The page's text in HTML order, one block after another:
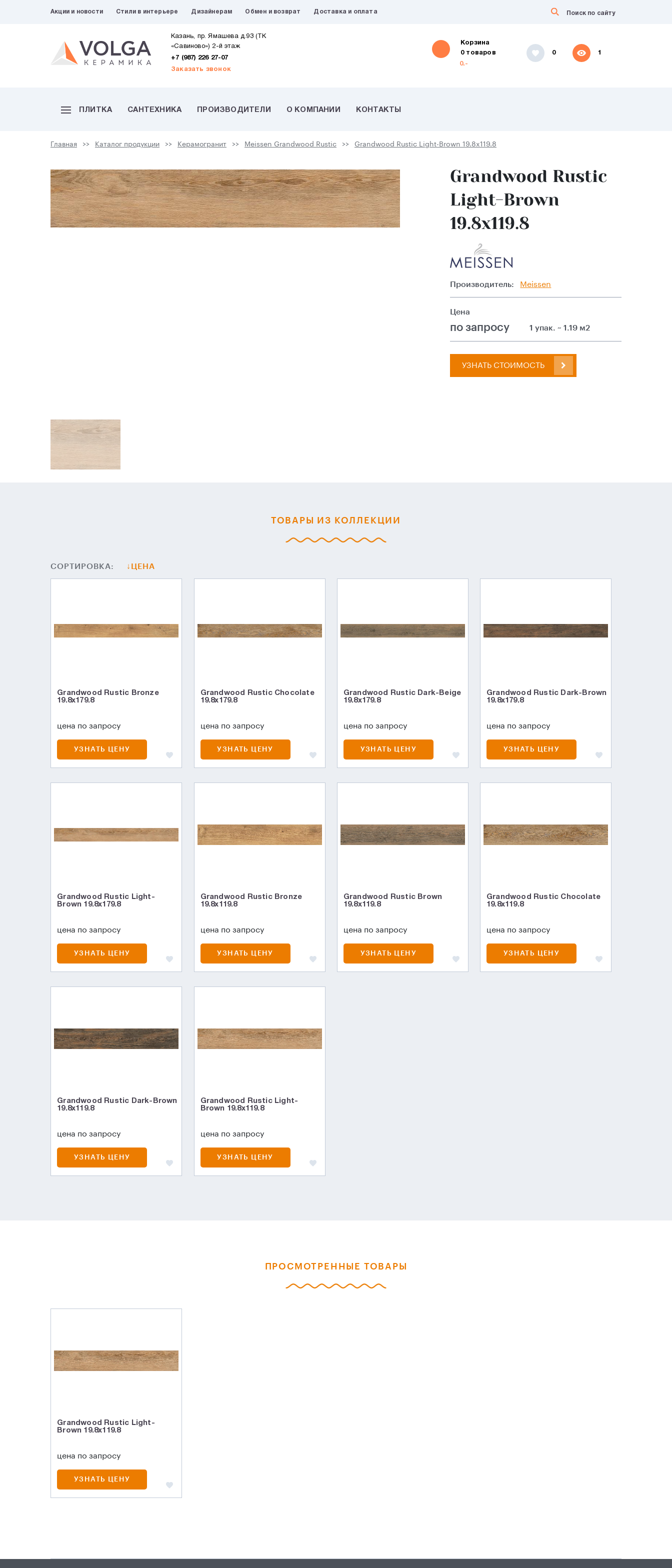
Акции и новости Стили в интерьере Дизайнерам Обмен и возврат Доставка и оплата
Казань, пр. Ямашева д.93 (ТК
«Савиново») 2-й этаж
+7 (987) 226 27-07
Заказать звонок
Корзина
0 товаров
0.-
0 1
ПЛИТКА САНТЕХНИКА ПРОИЗВОДИТЕЛИ О КОМПАНИИ КОНТАКТЫ
Главная Каталог продукции Керамогранит Meissen Grandwood Rustic Grandwood Rustic Light-Brown 19.8x119.8
Grandwood Rustic
Light-Brown
19.8x119.8
Производитель: Meissen
Цена
по запросу 1 упак. ~ 1.19 м2
УЗНАТЬ СТОИМОСТЬ
ТОВАРЫ ИЗ КОЛЛЕКЦИИ
СОРТИРОВКА: ЦЕНА
Grandwood Rustic Bronze
19.8x179.8
цена по запросу
УЗНАТЬ ЦЕНУ
Grandwood Rustic Chocolate
19.8x179.8
цена по запросу
УЗНАТЬ ЦЕНУ
Grandwood Rustic Dark-Beige
19.8x179.8
цена по запросу
УЗНАТЬ ЦЕНУ
Grandwood Rustic Dark-Brown
19.8x179.8
цена по запросу
УЗНАТЬ ЦЕНУ
Grandwood Rustic Light-
Brown 19.8x179.8
цена по запросу
УЗНАТЬ ЦЕНУ
Grandwood Rustic Bronze
19.8x119.8
цена по запросу
УЗНАТЬ ЦЕНУ
Grandwood Rustic Brown
19.8x119.8
цена по запросу
УЗНАТЬ ЦЕНУ
Grandwood Rustic Chocolate
19.8x119.8
цена по запросу
УЗНАТЬ ЦЕНУ
Grandwood Rustic Dark-Brown
19.8x119.8
цена по запросу
УЗНАТЬ ЦЕНУ
Grandwood Rustic Light-
Brown 19.8x119.8
цена по запросу
УЗНАТЬ ЦЕНУ
ПРОСМОТРЕННЫЕ ТОВАРЫ
Grandwood Rustic Light-
Brown 19.8x119.8
цена по запросу
УЗНАТЬ ЦЕНУ